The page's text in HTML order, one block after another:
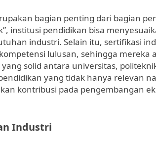
bagian penting dari bagian
institusi pendidikan bisa
industri. Selain itu, sertifikasi
lulusan, sehingga mereka
solid antara universitas,
yang tidak hanya relevan
kontribusi pada pengembangan
Industri